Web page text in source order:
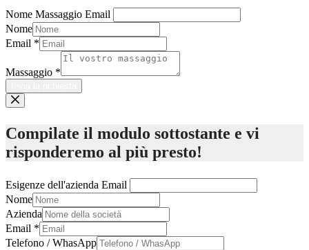
Nome Massaggio Email
Nome
Email *
Massaggio *
Compilate il modulo sottostante e vi
risponderemo al più presto!
Esigenze dell'azienda Email
Nome
Azienda
Email *
Telefono / WhasApp